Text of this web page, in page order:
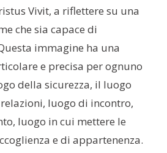
Vivit, a riflettere su una
che sia capace di
immagine ha una
e precisa per ognuno
della sicurezza, il luogo
luogo di incontro,
luogo in cui mettere le
e di appartenenza.